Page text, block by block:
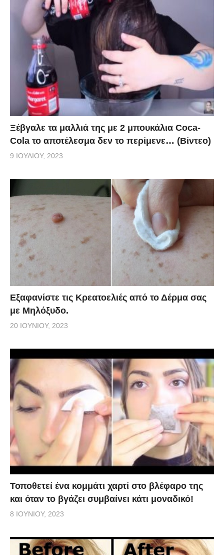
Ξέβγαλε τα μαλλιά της με 2 μπουκάλια Coca-
Cola το αποτέλεσμα δεν το περίμενε… (Βίντεο)
9 ΙΟΥΛΊΟΥ, 2023
Εξαφανίστε τις Κρεατοελιές από το Δέρμα σας
με Μηλόξυδο.
20 ΙΟΥΝΊΟΥ, 2023
Τοποθετεί ένα κομμάτι χαρτί στο βλέφαρο της
και όταν το βγάζει συμβαίνει κάτι μοναδικό!
8 ΙΟΥΝΊΟΥ, 2023